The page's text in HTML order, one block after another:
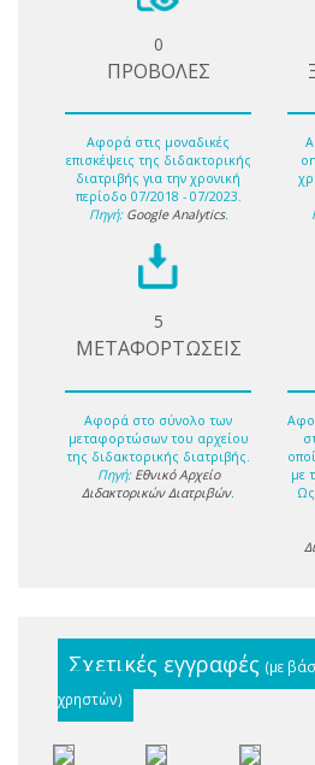
0
ΠΡΟΒΟΛΕΣ
Αφορά στις μοναδικές
επισκέψεις της διδακτορικής
διατριβής για την χρονική
περίοδο 07/2018 - 07/2023.
Πηγή: Google Analytics.
5
ΜΕΤΑΦΟΡΤΩΣΕΙΣ
Αφορά στο σύνολο των
μεταφορτώσων του αρχείου
της διδακτορικής διατριβής.
Πηγή: Εθνικό Αρχείο
Διδακτορικών Διατριβών.
με
Σχετικές εγγραφές (με
χρηστών)